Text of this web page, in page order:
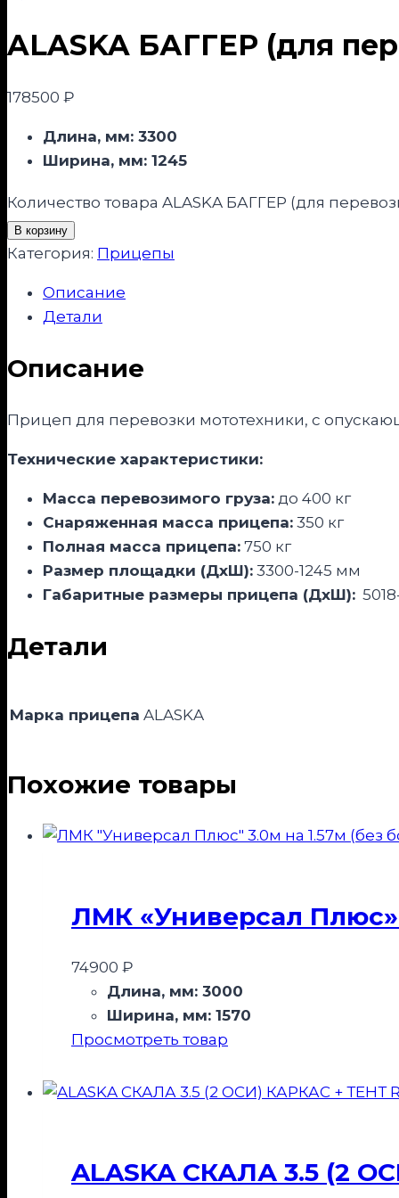
ALASKA БАГГЕР (для
178500 ₽
Длина, мм: 3300
Ширина, мм: 1245
Количество товара ALASKA БАГГЕР (для
В корзину
Категория: Прицепы
Описание
Детали
Описание
Прицеп для перевозки мототехники, с
Технические характеристики:
Масса перевозимого груза: до 400 кг
Снаряженная масса прицепа: 350 кг
Полная масса прицепа: 750 кг
Размер площадки (ДхШ): 3300-1245 мм
Габаритные размеры прицепа (ДхШ):
Детали
Марка прицепа ALASKA
Похожие товары
ЛМК «Универсал Плюс»
74900 ₽
Длина, мм: 3000
Ширина, мм: 1570
Просмотреть товар
ALASKA СКАЛА 3.5 (2